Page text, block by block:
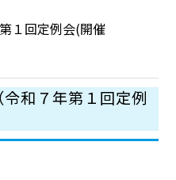
１回定例会(開催
和７年第１回定例